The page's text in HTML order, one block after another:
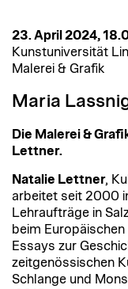
23. April 2024,
Kunstuniversität
Malerei & Grafik
Maria
Die Malerei &
Lettner.
Natalie Lettner,
arbeitet seit 2000
Lehraufträge in
beim
Essays zur
zeitgenössischen
Schlange und